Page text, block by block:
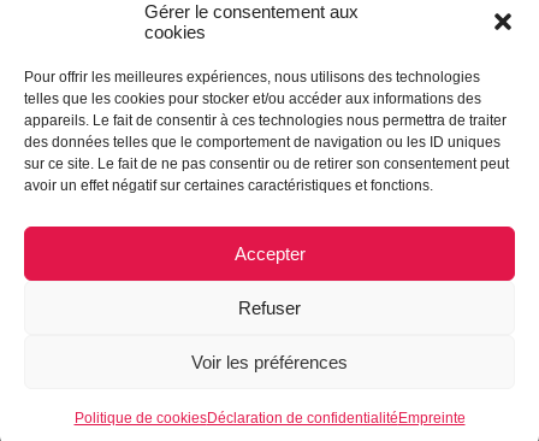
Gérer le consentement aux
cookies
Pour offrir les meilleures expériences, nous utilisons des technologies
telles que les cookies pour stocker et/ou accéder aux informations des
appareils. Le fait de consentir à ces technologies nous permettra de traiter
des données telles que le comportement de navigation ou les ID uniques
sur ce site. Le fait de ne pas consentir ou de retirer son consentement peut
avoir un effet négatif sur certaines caractéristiques et fonctions.
Accepter
Refuser
Voir les préférences
Politique de cookiesDéclaration de confidentialité Empreinte
AGEND’ART
NOS ARTISTES
ÉDITIONS
S’ABONNER
Transmettre une information ou un commentaire :
© 2021 Culture à cœur | Tous droits réservés.
|